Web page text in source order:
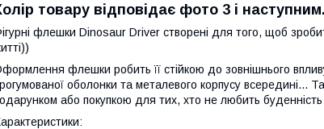
товару відповідає фото 3 і наступним.
флешки Dinosaur Driver створені для того, щоб
флешки робить її стійкою до зовнішнього
оболонки та металевого корпусу всередині...
або покупкою для тих, хто не любить